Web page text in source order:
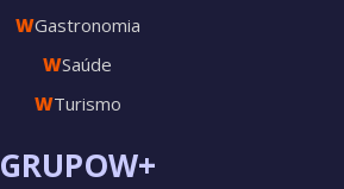
GRUPOW+
WGastronomia
WSaúde
WTurismo